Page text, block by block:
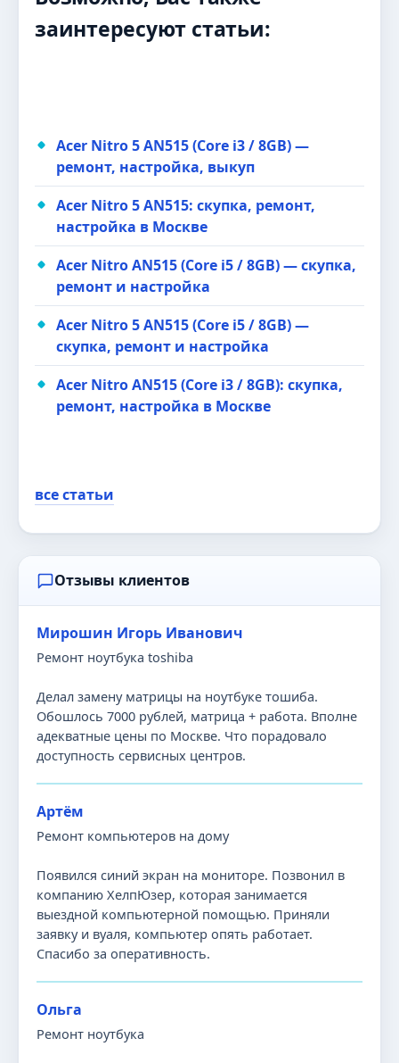
заинтересуют статьи:
Acer Nitro 5 AN515 (Core i3 / 8GB) —
ремонт, настройка, выкуп
Acer Nitro 5 AN515: скупка, ремонт,
настройка в Москве
Acer Nitro AN515 (Core i5 / 8GB) — скупка,
ремонт и настройка
Acer Nitro 5 AN515 (Core i5 / 8GB) —
скупка, ремонт и настройка
Acer Nitro AN515 (Core i3 / 8GB): скупка,
ремонт, настройка в Москве
все статьи
Отзывы клиентов
Мирошин Игорь Иванович
Ремонт ноутбука toshiba
Делал замену матрицы на ноутбуке тошиба.
Обошлось 7000 рублей, матрица + работа. Вполне
адекватные цены по Москве. Что порадовало
доступность сервисных центров.
Артём
Ремонт компьютеров на дому
Появился синий экран на мониторе. Позвонил в
компанию ХелпЮзер, которая занимается
выездной компьютерной помощью. Приняли
заявку и вуаля, компьютер опять работает.
Спасибо за оперативность.
Ольга
Ремонт ноутбука